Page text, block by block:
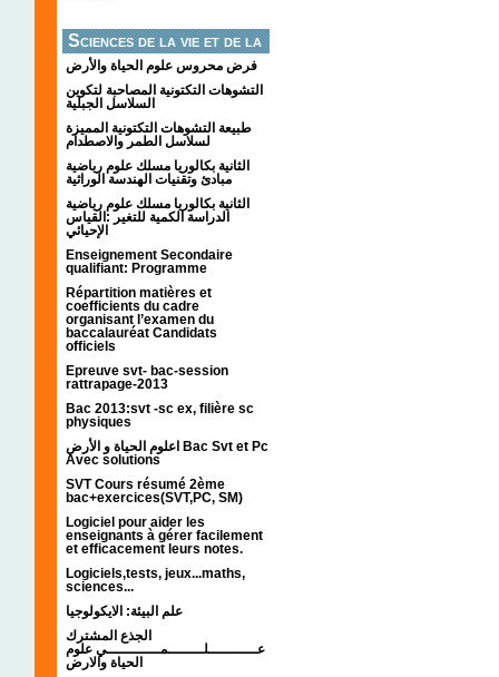
Sciences de la vie et de la
terre
فرض محروس علوم الحياة والأرض
التشوهات التكتونیة المصاحبة لتكوین
السلاسل الجبلیة
طبيعة التشوهات التكتونية المميزة
لسلاسل الطمر والاصطدام
الثانية بكالوريا مسلك علوم رياضية
مبادئ وتقنيات الهندسة الوراثية
الثانية بكالوريا مسلك علوم رياضية
الدراسة الكمية للتغير :القياس
الإحيائي
Enseignement Secondaire
qualifiant: Programme
Répartition matières et
coefficients du cadre
organisant l’examen du
baccalauréat Candidats
officiels
Epreuve svt- bac-session
rattrapage-2013
Bac 2013:svt -sc ex, filière sc
physiques
اعلوم الحياة و الأرض Bac Svt et Pc
Avec solutions
SVT Cours résumé 2ème
bac+exercices(SVT,PC, SM)
Logiciel pour aider les
enseignants à gérer facilement
et efficacement leurs notes.
Logiciels,tests, jeux...maths,
sciences...
علم البيئة: الايكولوجيا
الجذع المشترك
عـــــــــــلــــــــمــــــــــــي علوم
الحياة والارض